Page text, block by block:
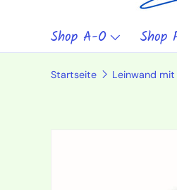
Shop A-O Shop
Startseite Leinwand mit